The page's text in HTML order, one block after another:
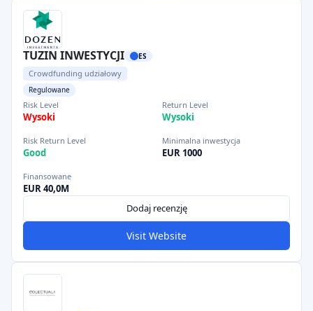
TUZIN INWESTYCJI ES
Crowdfunding udziałowy
Regulowane
Risk Level
Wysoki
Return Level
Wysoki
Risk Return Level
Good
Minimalna inwestycja
EUR 1000
Finansowane
EUR 40,0M
Dodaj recenzję
Visit Website